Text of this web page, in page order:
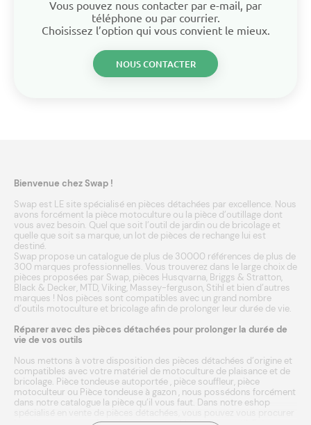
Vous pouvez nous contacter par e-mail, par
téléphone ou par courrier.
Choisissez l’option qui vous convient le mieux.
NOUS CONTACTER
Bienvenue chez Swap !
Swap est LE site spécialisé en pièces détachées par excellence. Nous
avons forcément la pièce motoculture ou la pièce d’outillage dont
vous avez besoin. Quel que soit l’outil de jardin ou de bricolage et
quelle que soit sa marque, un lot de pièces de rechange lui est
destiné.
Swap propose un catalogue de plus de 30000 références de plus de
300 marques professionnelles. Vous trouverez dans le large choix de
pièces proposées par Swap, pièces Husqvarna, Briggs & Stratton,
Black & Decker, MTD,Viking, Massey-ferguson, Stihl et bien d’autres
marques ! Nos pièces sont compatibles avec un grand nombre
d’outils motoculture et bricolage afin de prolonger leur durée de vie.
Réparer avec des pièces détachées pour prolonger la durée de
vie de vos outils
Nous mettons à votre disposition des pièces détachées d’origine et
compatibles avec votre matériel de motoculture de plaisance et de
bricolage. Pièce tondeuse autoportée , pièce souffleur, pièce
motoculteur ou Pièce tondeuse à gazon , nous possédons forcément
dans notre catalogue la pièce qu’il vous faut. Dans notre eshop
spécialisé en vente de pièces détachées, vous pouvez vous procurer